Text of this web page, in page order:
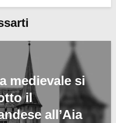
medievale si
il
all’Aia